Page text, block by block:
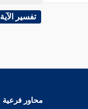
تفسير الآية
محاور فرعية